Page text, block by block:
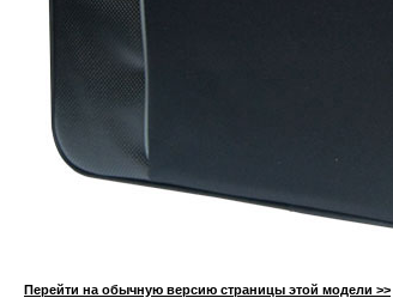
Перейти на обычную версию страницы этой модели >>